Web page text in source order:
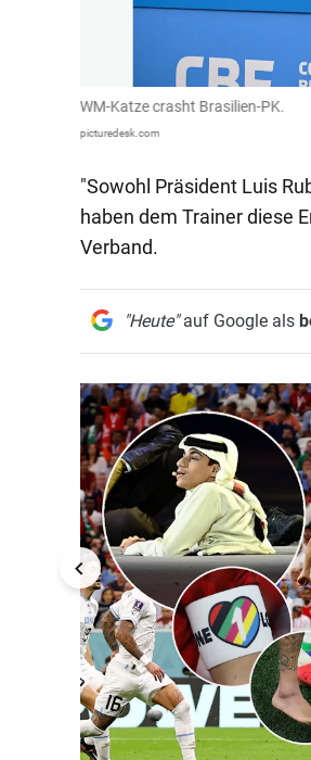
WM-Katze crasht Brasilien-PK.
picturedesk.com
"Sowohl Präsident Luis
haben dem Trainer diese
Verband.
"Heute"auf Google als
1/20